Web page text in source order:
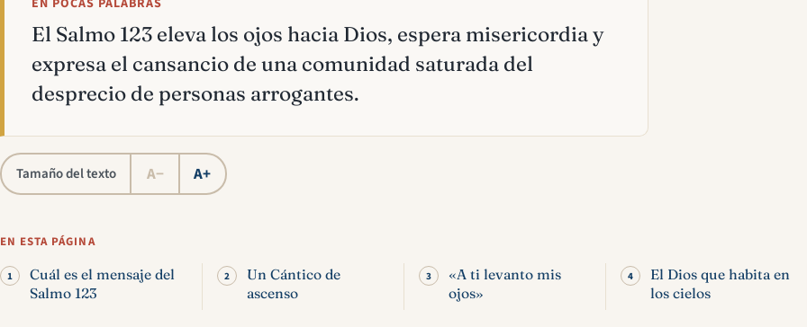
EN POCAS PALABRAS
El Salmo 123 eleva los ojos hacia Dios, espera misericordia y
expresa el cansancio de una comunidad saturada del
desprecio de personas arrogantes.
Tamaño del texto A− A+
EN ESTA PÁGINA
Cuál es el mensaje del
Salmo 123
Un Cántico de
ascenso
«A ti levanto mis
ojos»
El Dios que habita en
los cielos